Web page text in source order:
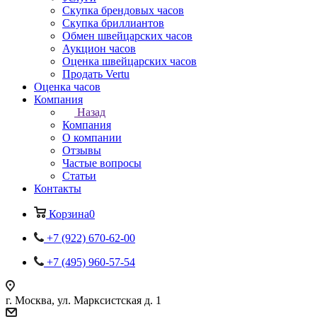
Скупка брендовых часов
Скупка бриллиантов
Обмен швейцарских часов
Аукцион часов
Оценка швейцарских часов
Продать Vertu
Оценка часов
Компания
Назад
Компания
О компании
Отзывы
Частые вопросы
Статьи
Контакты
Корзина0
+7 (922) 670-62-00
+7 (495) 960-57-54
г. Москва, ул. Марксистская д. 1